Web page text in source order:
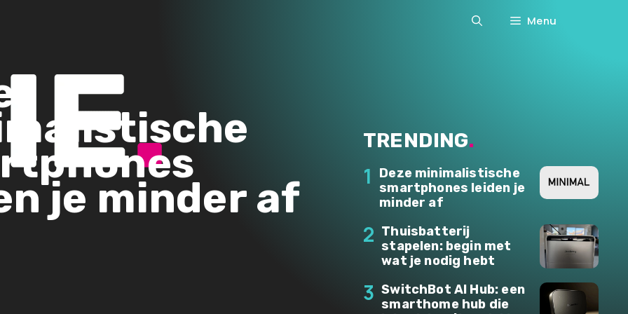
Menu
je minder af
TRENDING.
1
Deze minimalistische
smartphones leiden je
minder af
2 Thuisbatterij
stapelen: begin met
wat je nodig hebt
3 SwitchBot AI Hub: een
smarthome hub die